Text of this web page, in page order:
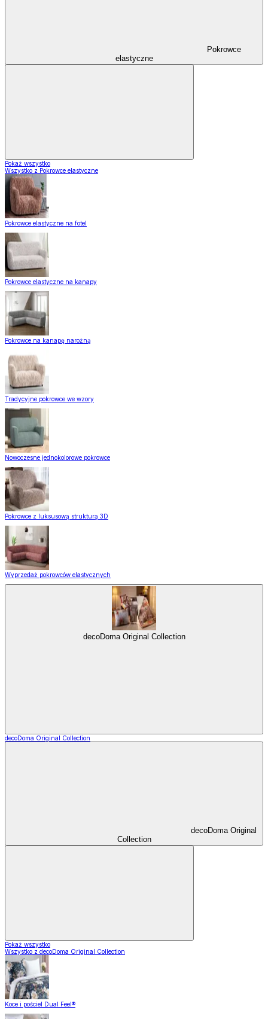
Pokrowce
elastyczne
Pokaż wszystko
Wszystko z Pokrowce elastyczne
Pokrowce elastyczne na fotel
Pokrowce elastyczne na kanapy
Pokrowce na kanapę narożną
Tradycyjne pokrowce we wzory
Nowoczesne jednokolorowe pokrowce
Pokrowce z luksusową strukturą 3D
Wyprzedaż pokrowców elastycznych
decoDoma Original Collection
decoDoma Original Collection
decoDoma Original
Collection
Pokaż wszystko
Wszystko z decoDoma Original Collection
Koce i pościel Dual Feel®